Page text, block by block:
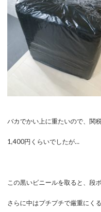
バカでかい上に重たいので、関
1,400円くらいでしたが…
この黒いビニールを取ると、段
さらに中はプチプチで厳重にく